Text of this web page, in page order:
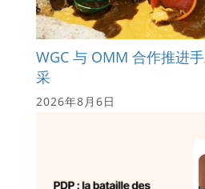
WGC 与 OMM 合作推进
采
2026年8月6日